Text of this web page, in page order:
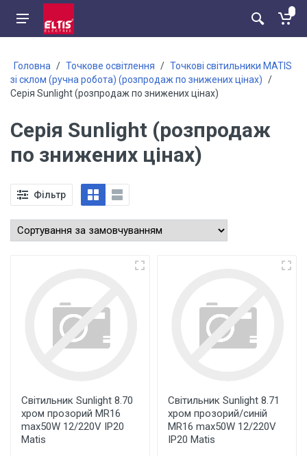
Головна / Точкове освітлення / Точкові світильники MATIS
зі склом (ручна робота) (розпродаж по знижених цінах) /
Серія Sunlight (розпродаж по знижених цінах)
Серія Sunlight (розпродаж
по знижених цінах)
Фільтр
Світильник Sunlight 8.70
хром прозорий MR16
max50W 12/220V IP20
Matis
Світильник Sunlight 8.71
хром прозорий/синій
MR16 max50W 12/220V
IP20 Matis